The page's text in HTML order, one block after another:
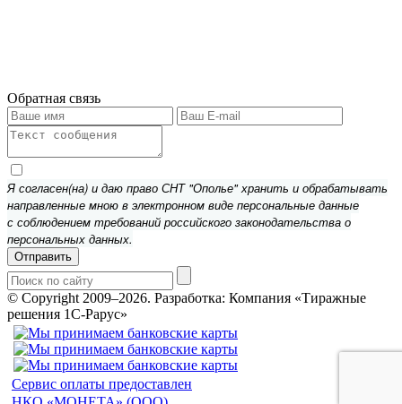
Обратная связь
Я согласен(на) и даю право СНТ "Ополье" хранить и обрабатывать
направленные мною в электронном виде персональные данные
с соблюдением требований российского законодательства о
персональных данных.
Отправить
© Copyright 2009–2026. Разработка: Компания «Тиражные
решения 1С-Рарус»
Сервис оплаты предоставлен